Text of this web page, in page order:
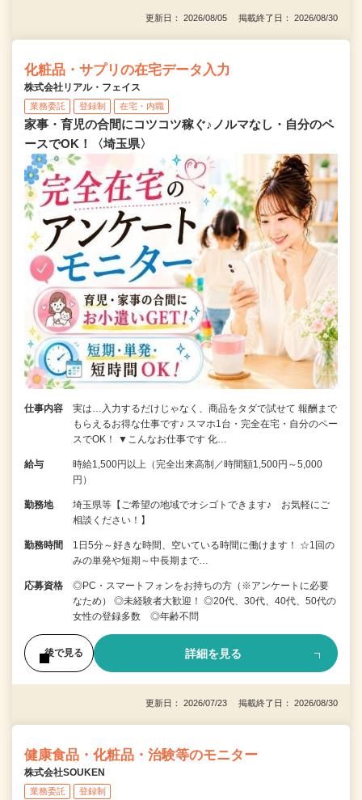
更新日： 2026/08/05 掲載終了日： 2026/08/30
化粧品・サプリの在宅データ入力
株式会社リアル・フェイス
業務委託 登録制 在宅・内職
家事・育児の合間にコツコツ稼ぐ♪ノルマなし・自分のペ
ースでOK！〈埼玉県〉
仕事内容
実は…入力するだけじゃなく、商品をタダで試せて 報酬まで
もらえるお得な仕事です♪ スマホ1台・完全在宅・自分のペー
スでOK！ ▼こんなお仕事です 化…
給与
時給1,500円以上（完全出来高制／時間額1,500円～5,000
円）
勤務地
埼玉県等【ご希望の地域でオシゴトできます♪ お気軽にご
相談ください！】
勤務時間
1日5分～好きな時間、空いている時間に働けます！ ☆1回の
みの単発や短期～中長期まで…
応募資格
◎PC・スマートフォンをお持ちの方（※アンケートに必要
なため） ◎未経験者大歓迎！ ◎20代、30代、40代、50代の
女性の登録多数 ◎年齢不問
後で見る 詳細を見る
更新日： 2026/07/23 掲載終了日： 2026/08/30
健康食品・化粧品・治験等のモニター
株式会社SOUKEN
業務委託 登録制